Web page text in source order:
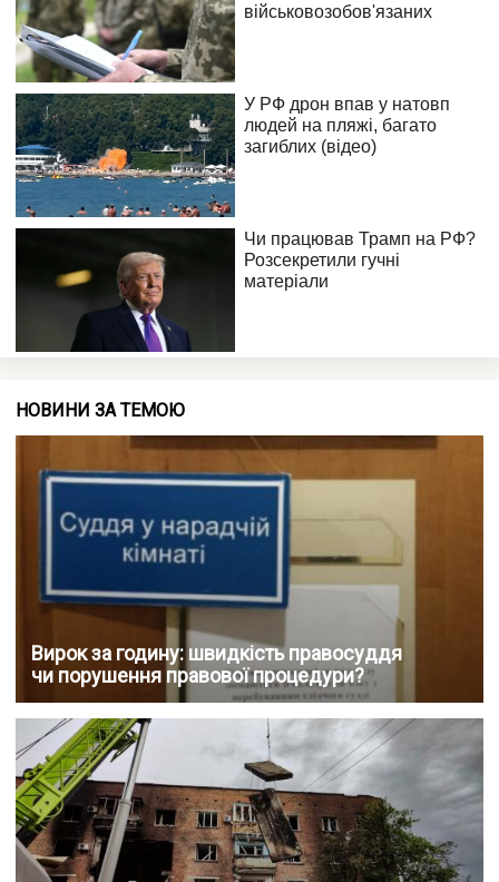
НОВИНИ ЗА ТЕМОЮ
Вирок за годину: швидкість правосуддя
чи порушення правової процедури?